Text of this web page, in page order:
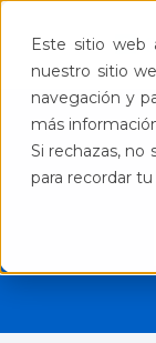
Este sitio web
nuestro sitio
navegación y
más
Si rechazas,
para recordar